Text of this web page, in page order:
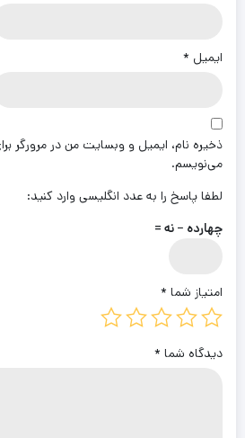
ایمیل *
ذخیره نام، ایمیل و وبسایت من در مرورگر
می‌نویسم.
لطفا پاسخ را به عدد انگلیسی وارد کنید:
چهارده − نه =
امتیاز شما *
دیدگاه شما *